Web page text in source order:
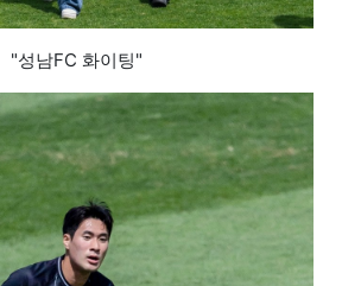
"성남FC 화이팅"